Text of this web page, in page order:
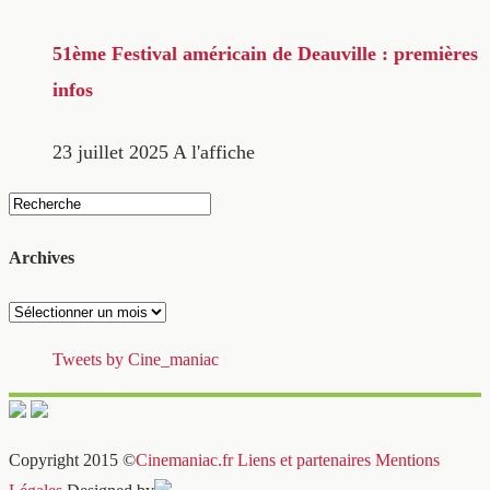
51ème Festival américain de Deauville : premières
infos
23 juillet 2025 A l'affiche
Archives
Archives
Tweets by Cine_maniac
Copyright 2015 ©Cinemaniac.fr Liens et partenaires Mentions